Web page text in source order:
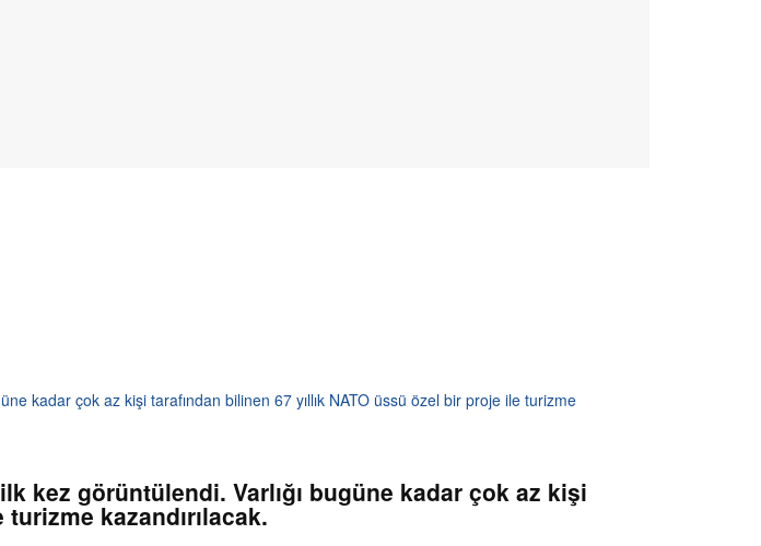
kadar çok az kişi tarafından bilinen 67 yıllık NATO üssü özel bir proje ile turizme
kez görüntülendi. Varlığı bugüne kadar çok az kişi
kazandırılacak.